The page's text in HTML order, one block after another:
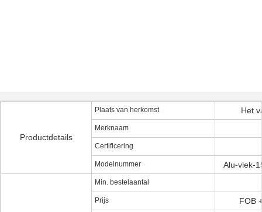
Productdetails
Plaats van herkomst Het
Merknaam
Certificering
Modelnummer Alu-vlek-
Min. bestelaantal
Prijs FOB